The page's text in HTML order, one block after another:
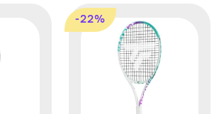
-22%